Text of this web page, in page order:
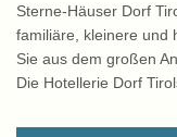
Sterne-Häuser Dorf
familiäre, kleinere und
Sie aus dem großen
Die Hotellerie Dorf